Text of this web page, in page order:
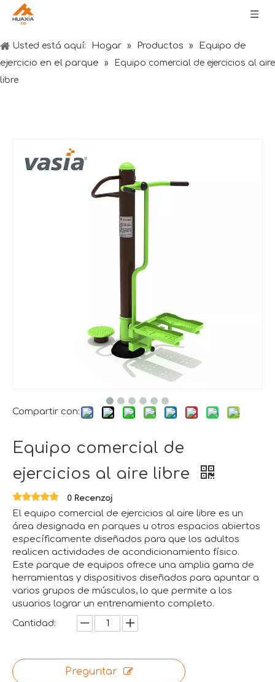
Usted está aquí: Hogar » Productos »
Equipo de
ejercicio en el parque
»
Equipo comercial de ejercicios al aire
libre
Compartir con:
Equipo comercial de
ejercicios al aire libre
0 Recenzoj
El equipo comercial de ejercicios al aire libre es un
área designada en parques u otros espacios abiertos
específicamente diseñados para que los adultos
realicen actividades de acondicionamiento físico.
Este parque de equipos ofrece una amplia gama de
herramientas y dispositivos diseñados para apuntar a
varios grupos de músculos, lo que permite a los
usuarios lograr un entrenamiento completo.
Cantidad:
Preguntar